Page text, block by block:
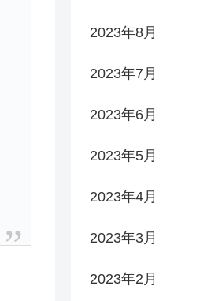
2023年8月
2023年7月
2023年6月
2023年5月
2023年4月
2023年3月
2023年2月